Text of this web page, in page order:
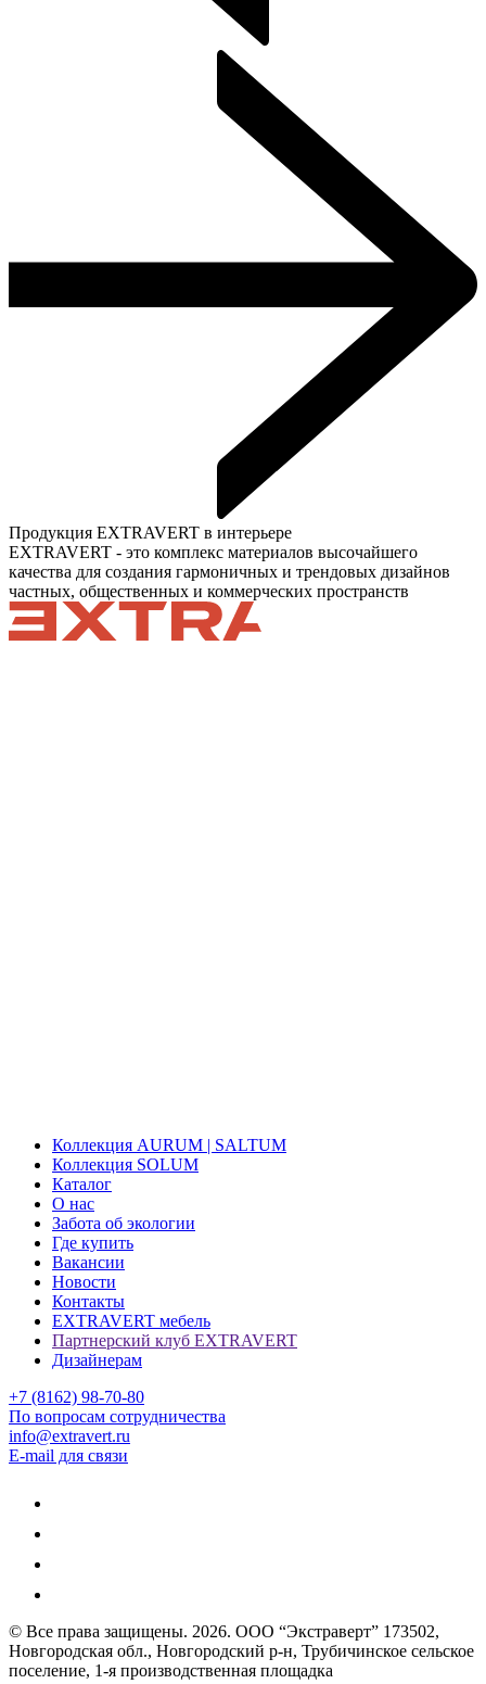
Продукция EXTRAVERT в интерьере
EXTRAVERT - это комплекс материалов высочайшего
качества для создания гармоничных и трендовых дизайнов
частных, общественных и коммерческих пространств
Коллекция AURUM | SALTUM
Коллекция SOLUM
Каталог
О нас
Забота об экологии
Где купить
Вакансии
Новости
Контакты
EXTRAVERT мебель
Партнерский клуб EXTRAVERT
Дизайнерам
+7 (8162) 98-70-80
По вопросам сотрудничества
info@extravert.ru
E-mail для связи
© Все права защищены. 2026. ООО “Экстраверт” 173502,
Новгородская обл., Новгородский р-н, Трубичинское сельское
поселение, 1-я производственная площадка